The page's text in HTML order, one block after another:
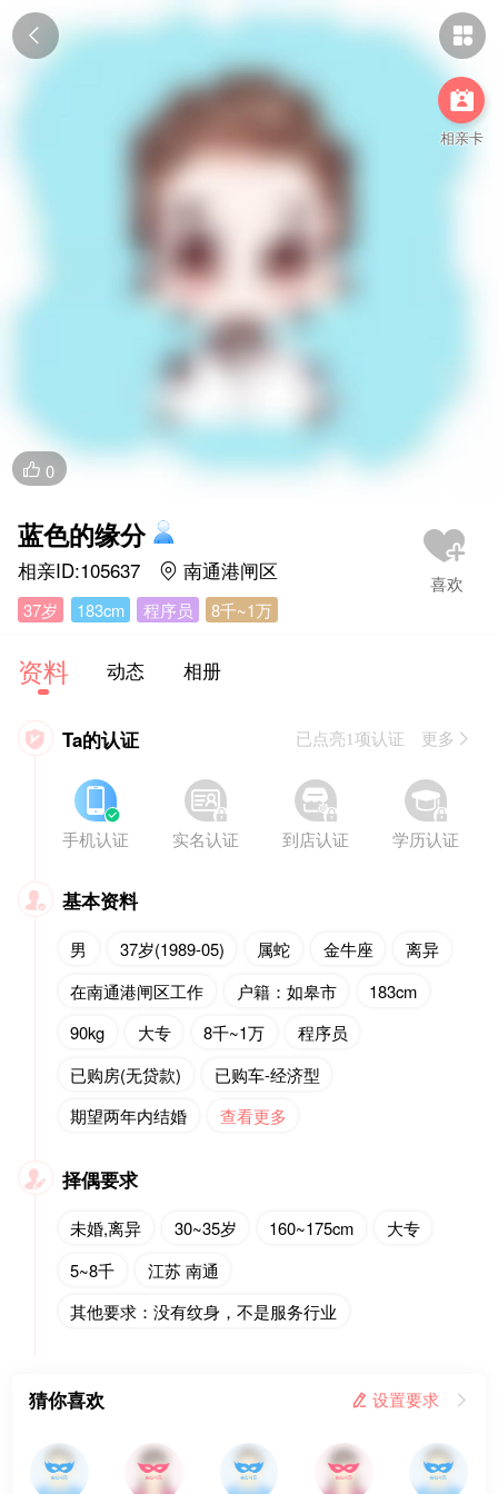
 

相亲卡
 0
蓝色的缘分
相亲ID:105637  南通港闸区
37岁 183cm 程序员 8千~1万
资料 动态 相册
 Ta的认证 已点亮1项认证 更多


手机认证


实名认证


到店认证


学历认证
 基本资料
男 37岁(1989-05) 属蛇 金牛座
离异
在南通港闸区工作
户籍：如皋市
183cm
90kg
大专 8千~1万
程序员
已购房(无贷款)
已购车-经济型
期望两年内结婚
查看更多
 择偶要求
未婚,离异 30~35岁 160~175cm
大专
5~8千
江苏 南通
其他要求：没有纹身，不是服务行业
猜你喜欢  设置要求 